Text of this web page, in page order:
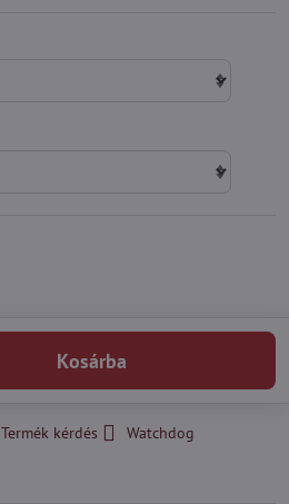
Kosárba
Termék kérdés
Watchdog